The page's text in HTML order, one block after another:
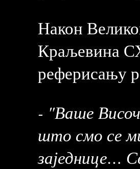
Након
Краљевина
реферисању
- "Ваше
што смо се
заједнице…